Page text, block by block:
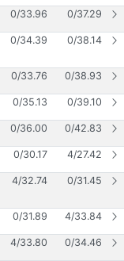
0/33.96 0/37.29
0/34.39 0/38.14
0/33.76 0/38.93
0/35.13 0/39.10
0/36.00 0/42.83
0/30.17 4/27.42
4/32.74 0/31.45
0/31.89 4/33.84
4/33.80 0/34.46